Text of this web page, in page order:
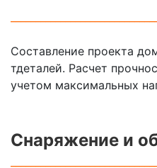
Составление проекта
тдеталей. Расчет
учетом максимальных
Снаряжение и